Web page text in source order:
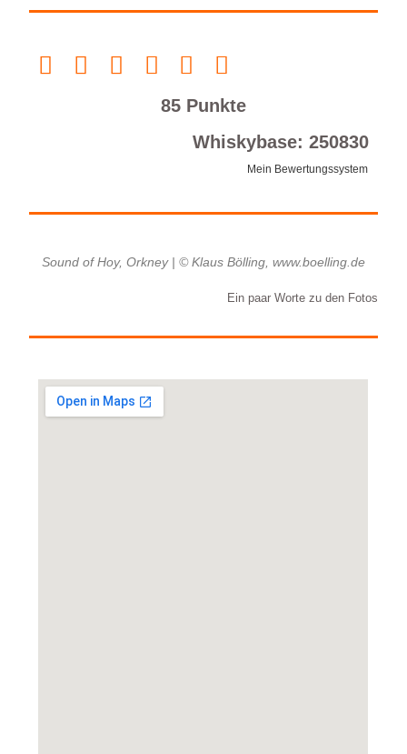
85 Punkte
Whiskybase: 250830
Mein Bewertungssystem
Sound of Hoy, Orkney | © Klaus Bölling, www.boelling.de
Ein paar Worte zu den Fotos